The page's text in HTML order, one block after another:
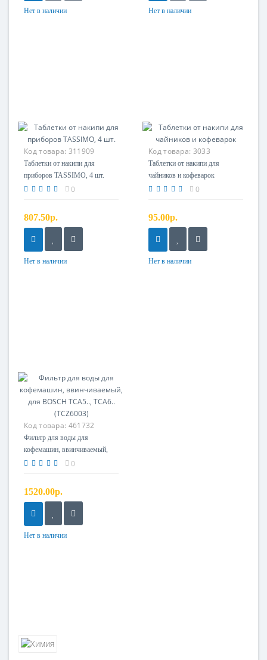
Нет в наличии Нет в наличии
Код товара: 311909
Таблетки от накипи для
приборов TASSIMO, 4 шт.
0
807.50р.
Нет в наличии
Код товара: 3033
Таблетки от накипи для
чайников и кофеварок
0
95.00р.
Нет в наличии
Код товара: 461732
Фильтр для воды для
кофемашин, ввинчиваемый,
для BOSCH TCA5.., TCA6..
0
1520.00р.
Нет в наличии